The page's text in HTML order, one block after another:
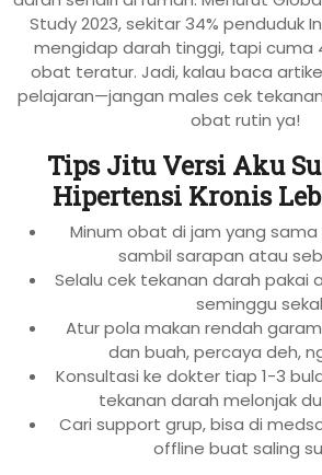
Study 2023, sekitar 34% penduduk
mengidap darah tinggi, tapi cuma
obat teratur. Jadi, kalau baca
pelajaran—jangan males cek
obat rutin ya!
Tips Jitu Versi Aku
Hipertensi Kronis
Minum obat di jam yang
sambil sarapan atau
Selalu cek tekanan darah pakai
seminggu
Atur pola makan rendah
dan buah, percaya deh,
Konsultasi ke dokter tiap 1-3
tekanan darah melonjak
Cari support grup, bisa di
offline buat saling